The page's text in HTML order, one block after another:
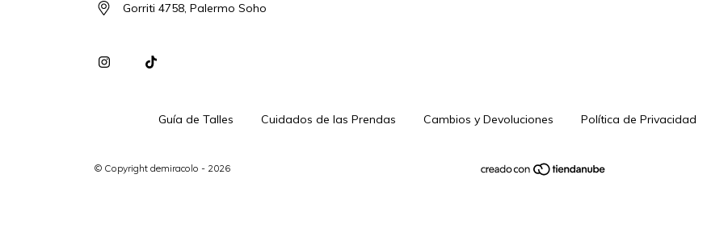
Gorriti 4758, Palermo Soho
Guía de Talles Cuidados de las Prendas Cambios y Devoluciones Política de Privacidad
© Copyright demiracolo - 2026